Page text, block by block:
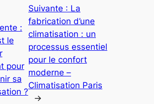
:
le
pour
sa
?
Suivante : La
fabrication d’une
climatisation : un
processus essentiel
pour le confort
moderne –
Climatisation Paris
→